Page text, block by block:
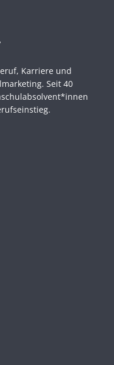
Karriere und
Seit 40